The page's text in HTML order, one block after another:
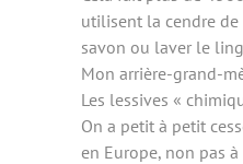
utilisent la cendre
savon ou laver le
Mon arrière-grand-
Les lessives «
On a petit à petit
en Europe, non pas à